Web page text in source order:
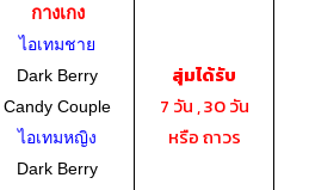
กางเกง
ไอเทมชาย
Dark Berry
Candy Couple
ไอเทมหญิง
Dark Berry
สุ่มได้รับ
7 วัน , 30 วัน
หรือ ถาวร